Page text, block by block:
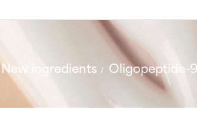
New ingredients
Oligopeptide-